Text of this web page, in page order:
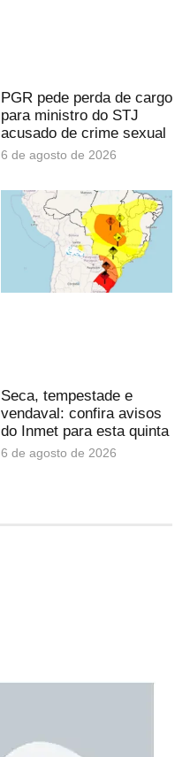
PGR pede perda de cargo
para ministro do STJ
acusado de crime sexual
6 de agosto de 2026
Seca, tempestade e
vendaval: confira avisos
do Inmet para esta quinta
6 de agosto de 2026